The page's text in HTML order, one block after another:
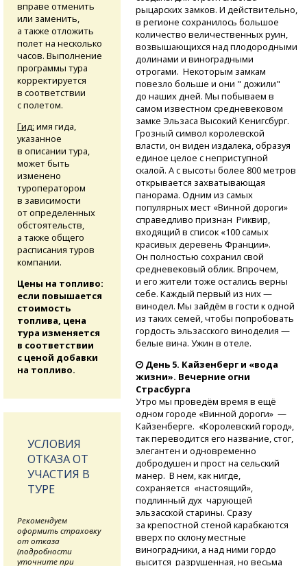
рыцарских замков. И действительно,
в регионе сохранилось большое
количество величественных руин,
возвышающихся над плодородными
долинами и виноградными
отрогами. Некоторым замкам
повезло больше и они " дожили"
до наших дней. Мы побываем в
самом известном средневековом
замке Эльзаса Высокий Кенигсбург.
Грозный символ королевской
власти, он виден издалека, образуя
единое целое с неприступной
скалой. А с высоты более 800 метров
открывается захватывающая
панорама. Одним из самых
популярных мест «Винной дороги»
справедливо признан Риквир,
входящий в список «100 самых
красивых деревень Франции».
Он полностью сохранил свой
средневековый облик. Впрочем,
и его жители тоже остались верны
себе. Каждый первый из них —
винодел. Мы зайдём в гости к одной
из таких семей, чтобы попробовать
гордость эльзасского виноделия —
белые вина. Ужин в отеле.
День 5. Кайзенберг и «вода
жизни». Вечерние огни
Страсбурга
Утро мы проведём время в ещё
одном городе «Винной дороги» —
Кайзенберге. «Королевский город»,
так переводится его название, стог,
элегантен и одновременно
добродушен и прост на сельский
манер. В нем, как нигде,
сохраняется «настоящий»,
подлинный дух чарующей
эльзасской старины. Сразу
за крепостной стеной карабкаются
вверх по склону местные
виноградники, а над ними гордо
высится разрушенная, но весьма
вправе отменить
или заменить,
а также отложить
полет на несколько
часов. Выполнение
программы тура
корректируется
в соответствии
с полетом.
Гид: имя гида,
указанное
в описании тура,
может быть
изменено
туроператором
в зависимости
от определенных
обстоятельств,
а также общего
расписания туров
компании.
Цены на топливо:
если повышается
стоимость
топлива, цена
тура изменяется
в соответствии
с ценой добавки
на топливо.
УСЛОВИЯ
ОТКАЗА ОТ
УЧАСТИЯ В
ТУРЕ
Рекомендуем
оформить страховку
от отказа
(подробности
уточните при